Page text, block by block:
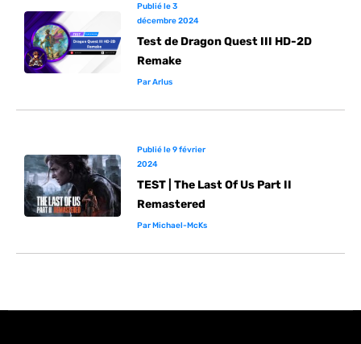
Publié le3
décembre 2024
Test de Dragon Quest III HD-2D
Remake
ParArlus
Publié le9 février
2024
TEST | The Last Of Us Part II
Remastered
ParMichael-McKs